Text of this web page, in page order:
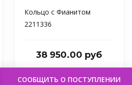
Кольцо с Фианитом
2211336
38 950.00 руб
СООБЩИТЬ О ПОСТУПЛЕНИИ